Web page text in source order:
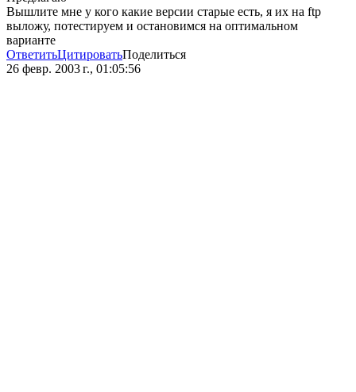
Вышлите мне у кого какие версии старые есть, я их на ftp
выложу, потестируем и остановимся на оптимальном
варианте
ОтветитьЦитироватьПоделиться
26 февр. 2003 г., 01:05:56